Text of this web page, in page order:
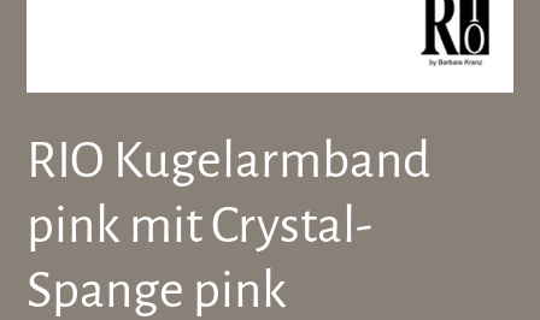
RIO Kugelarmband
pink mit Crystal-
Spange pink